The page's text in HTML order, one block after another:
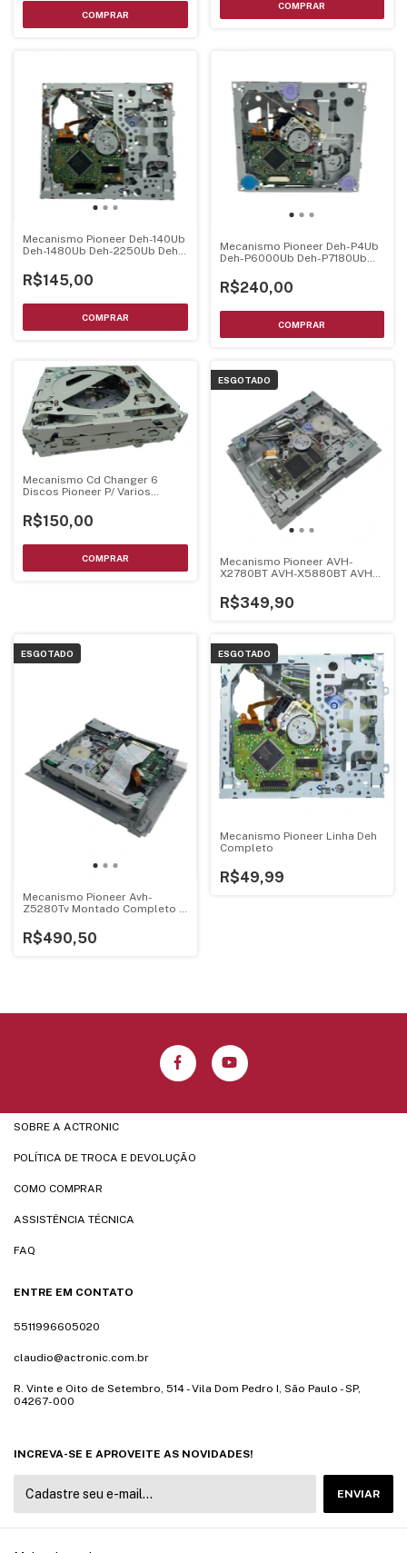
Mecanismo Pioneer Deh-140Ub
Deh-1480Ub Deh-2250Ub Deh-
Optica
R$145,00
Mecanismo Pioneer Deh-P4Ub
Deh-P6000Ub Deh-P7180Ub
R$240,00
Mecanismo Cd Changer 6
Discos Pioneer P/ Varios
R$150,00
ESGOTADO
Mecanismo Pioneer AVH-
X2780BT AVH-X5880BT AVH-
Montado com Unidade Óptica
R$349,90
ESGOTADO
Mecanismo Pioneer Avh-
Z5280Tv Montado Completo -
R$490,50
ESGOTADO
Mecanismo Pioneer Linha Deh
Completo
R$49,99
SOBRE A ACTRONIC
POLÍTICA DE TROCA E DEVOLUÇÃO
COMO COMPRAR
ASSISTÊNCIA TÉCNICA
FAQ
ENTRE EM CONTATO
5511996605020
claudio@actronic.com.br
R. Vinte e Oito de Setembro, 514 - Vila Dom Pedro I, São Paulo - SP,
04267-000
INCREVA-SE E APROVEITE AS NOVIDADES!